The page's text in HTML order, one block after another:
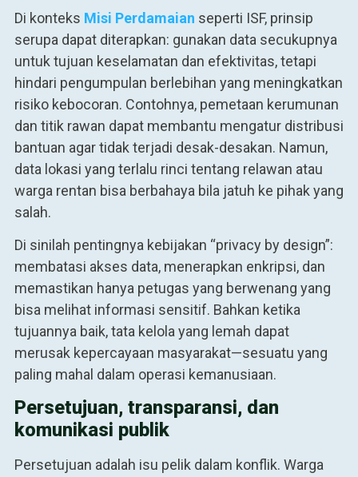
Di konteks Misi Perdamaian seperti ISF, prinsip
serupa dapat diterapkan: gunakan data secukupnya
untuk tujuan keselamatan dan efektivitas, tetapi
hindari pengumpulan berlebihan yang meningkatkan
risiko kebocoran. Contohnya, pemetaan kerumunan
dan titik rawan dapat membantu mengatur distribusi
bantuan agar tidak terjadi desak-desakan. Namun,
data lokasi yang terlalu rinci tentang relawan atau
warga rentan bisa berbahaya bila jatuh ke pihak yang
salah.
Di sinilah pentingnya kebijakan “privacy by design”:
membatasi akses data, menerapkan enkripsi, dan
memastikan hanya petugas yang berwenang yang
bisa melihat informasi sensitif. Bahkan ketika
tujuannya baik, tata kelola yang lemah dapat
merusak kepercayaan masyarakat—sesuatu yang
paling mahal dalam operasi kemanusiaan.
Persetujuan, transparansi, dan
komunikasi publik
Persetujuan adalah isu pelik dalam konflik. Warga